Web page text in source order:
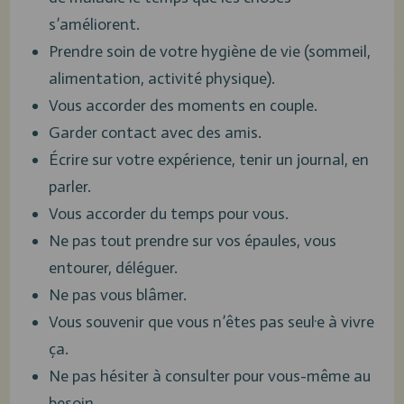
s’améliorent.
Prendre soin de votre hygiène de vie (sommeil,
alimentation, activité physique).
Vous accorder des moments en couple.
Garder contact avec des amis.
Écrire sur votre expérience, tenir un journal, en
parler.
Vous accorder du temps pour vous.
Ne pas tout prendre sur vos épaules, vous
entourer, déléguer.
Ne pas vous blâmer.
Vous souvenir que vous n’êtes pas seul·e à vivre
ça.
Ne pas hésiter à consulter pour vous-même au